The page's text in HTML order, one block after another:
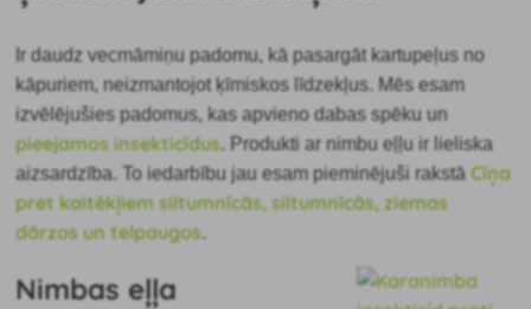
Ir daudz vecmāmiņu padomu, kā pasargāt kartupeļus no
kāpuriem, neizmantojot ķīmiskos līdzekļus. Mēs esam
izvēlējušies padomus, kas apvieno dabas spēku un
pieejamos insekticīdus. Produkti ar nimbu eļļu ir lieliska
aizsardzība. To iedarbību jau esam pieminējuši rakstāCīņa
pret kaitēkļiem siltumnīcās, siltumnīcās, ziemas
dārzos un telpaugos.
Nimbas eļļa